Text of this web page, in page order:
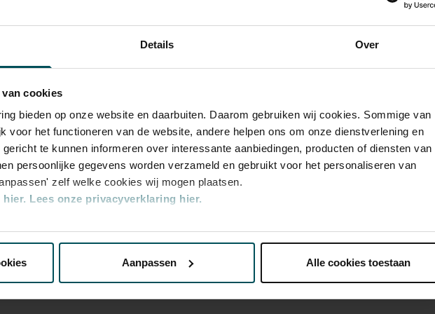
Details Over
cookies
bieden op onze website en daarbuiten. Daarom gebruiken wij cookies. Sommige van
voor het functioneren van de website, andere helpen ons om onze dienstverlening en
te kunnen informeren over interessante aanbiedingen, producten of diensten van
persoonlijke gegevens worden verzameld en gebruikt voor het personaliseren van
zelf welke cookies wij mogen plaatsen.
hier. Lees onze privacyverklaring hier.
website kunt u uw toestemming op elk moment wijzigen of intrekken.
die uw gegevens kunnen ontvangen en verwerken.
Aanpassen Alle cookies toestaan
Perron en hun instrumenten boren ze een
The Beatles en laten op speelse wijze
de mooiste liedjes van de legendarische
ze met nieuwe invalshoeken. Zo hoorde je
nog niet eerder.
35,00